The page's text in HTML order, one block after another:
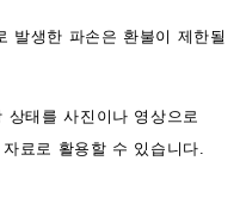
발생한 파손은 환불이 제한될
태를 사진이나 영상으로
료로 활용할 수 있습니다.